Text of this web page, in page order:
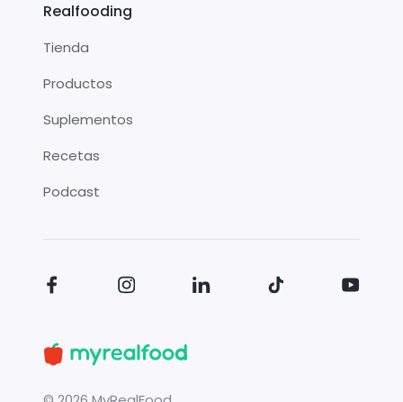
Realfooding
Tienda
Productos
Suplementos
Recetas
Podcast